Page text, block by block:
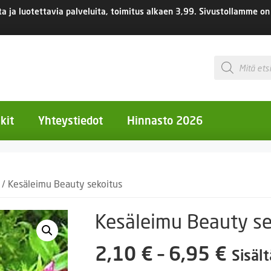
ja luotettavia palveluita, toimitus alkaen 3,99. Sivustollamme
Products
search
kukat
Ruukut
Yhteystiedot Hinnasto 2026
/ Kesäleimu Beauty sekoitus
Kesäleimu Beauty
2,10 € – 6,95 €